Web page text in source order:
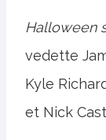
Halloween
vedette
Kyle
et Nick